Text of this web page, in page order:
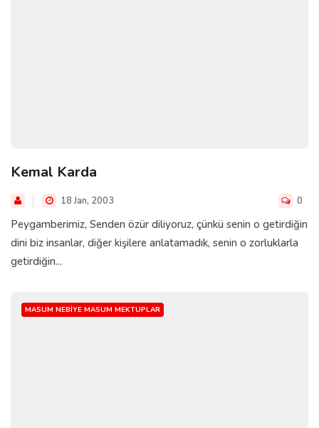
Kemal Karda
18 Jan, 2003 0
Peygamberimiz, Senden özür diliyoruz, çünkü senin o getirdiğin
dini biz insanlar, diğer kişilere anlatamadık, senin o zorluklarla
getirdiğin...
MASUM NEBIYE MASUM MEKTUPLAR